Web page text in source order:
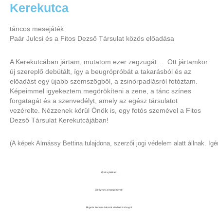
Kerekutca
táncos mesejáték
Paár Julcsi és a Fitos Dezső Társulat közös előadása
A Kerekutcában jártam, mutatom ezer zegzugát… Ott jártamkor
új szereplő debütált, így a beugrópróbát a takarásból és az
előadást egy újabb szemszögből, a zsinórpadlásról fotóztam.
Képeimmel igyekeztem megörökíteni a zene, a tánc színes
forgatagát és a szenvedélyt, amely az egész társulatot
vezérelte. Nézzenek körül Önök is, egy fotós szemével a Fitos
Dezső Társulat Kerekutcájában!
(A képek Almássy Bettina tulajdona, szerzői jogi védelem alatt állnak .
Épül a játéktér.
Érkeznek a hangszerek.
Bognár András érkezik elsőként. Hangol.